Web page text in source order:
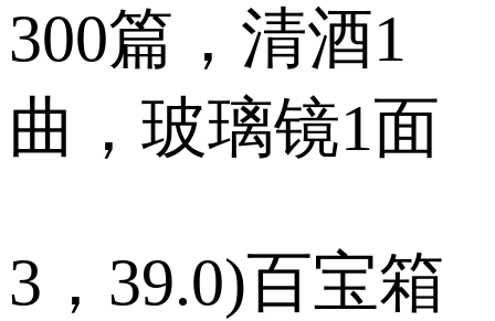
300篇，清酒1
曲，玻璃镜1面
3，39.0)百宝箱